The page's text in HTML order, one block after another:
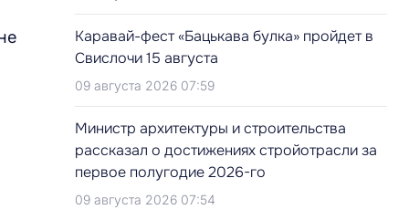
Каравай-фест «Бацькава булка» пройдет в
Свислочи 15 августа
09 августа 2026 07:59
Министр архитектуры и строительства
рассказал о достижениях стройотрасли за
первое полугодие 2026-го
09 августа 2026 07:54